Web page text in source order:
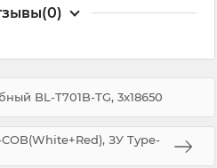
BL-T701B-TG, 3x18650
ЗУ Type-